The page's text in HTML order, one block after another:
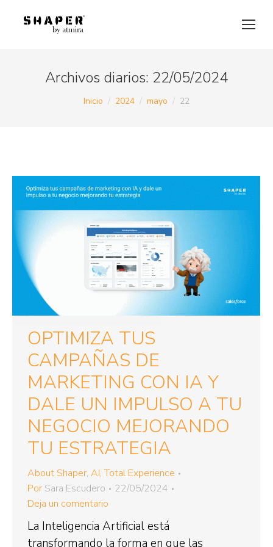
Archivos diarios: 22/05/2024
Estás aquí:
Inicio 2024 mayo 22
OPTIMIZA TUS
CAMPAÑAS DE
MARKETING CON IA Y
DALE UN IMPULSO A TU
NEGOCIO MEJORANDO
TU ESTRATEGIA
About Shaper, AI,Total Experience
Por Sara Escudero
22/05/2024
Deja un comentario
La Inteligencia Artificial está
transformando la forma en que las